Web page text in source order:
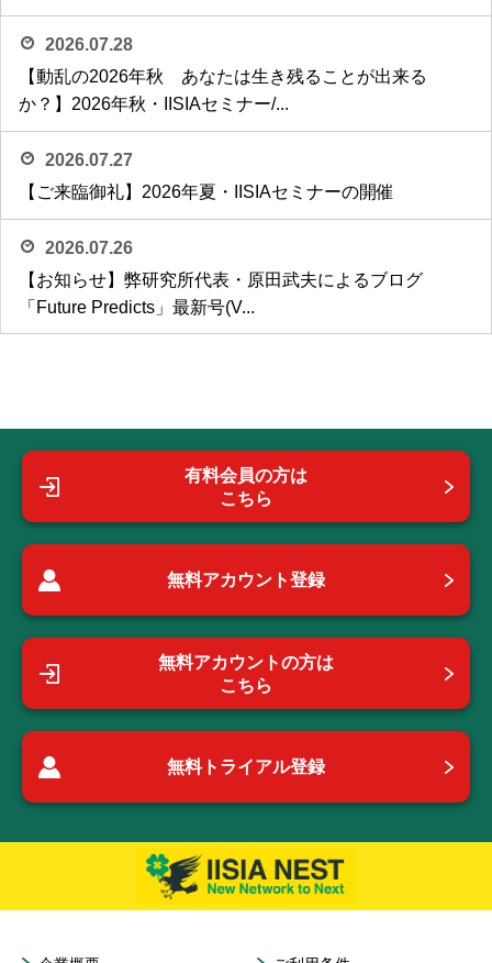
2026.07.28
【動乱の2026年秋 あなたは生き残ることが出来る
か？】2026年秋・IISIAセミナー/...
2026.07.27
【ご来臨御礼】2026年夏・IISIAセミナーの開催
2026.07.26
【お知らせ】弊研究所代表・原田武夫によるブログ
「Future Predicts」最新号(V...
有料会員の方は
こちら
無料アカウント登録
無料アカウントの方は
こちら
無料トライアル登録